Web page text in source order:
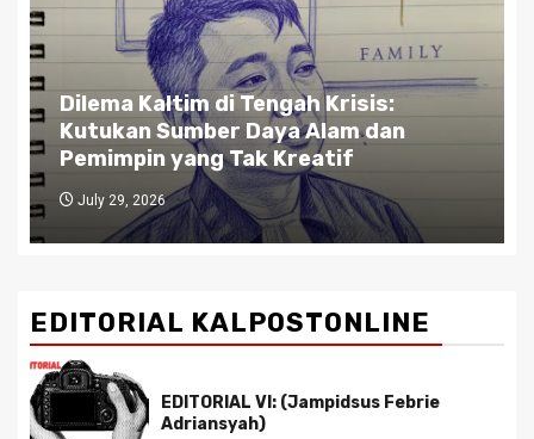
Dilema Kaltim di Tengah Krisis:
Kutukan Sumber Daya Alam dan
Pemimpin yang Tak Kreatif
July 29, 2026
EDITORIAL KALPOSTONLINE
EDITORIAL VI: (Jampidsus Febrie
Adriansyah)